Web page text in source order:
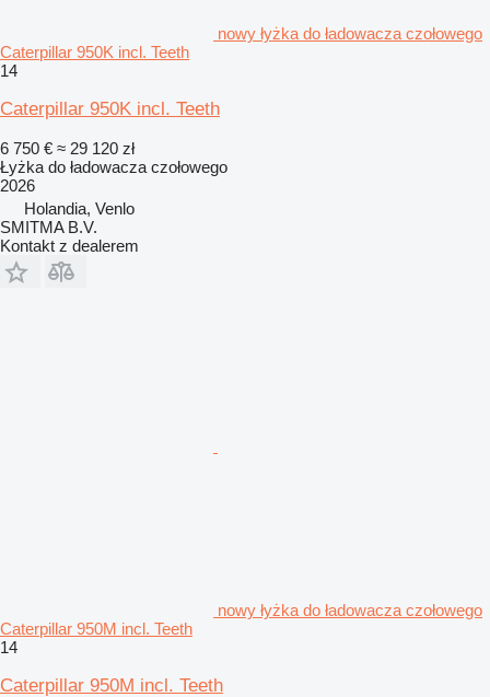
nowy łyżka do ładowacza czołowego
Caterpillar 950K incl. Teeth
14
Caterpillar 950K incl. Teeth
6 750 € ≈ 29 120 zł
Łyżka do ładowacza czołowego
2026
Holandia, Venlo
SMITMA B.V.
Kontakt z dealerem
nowy łyżka do ładowacza czołowego
Caterpillar 950M incl. Teeth
14
Caterpillar 950M incl. Teeth